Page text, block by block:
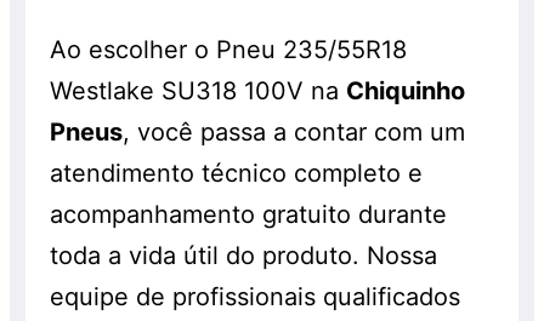
sem a realização do serviço, pelo preço
normal, sem o desconto. Promoção válida
enquanto durarem os estoques. Consulte!
Ao escolher o Pneu 235/55R18
Westlake SU318 100V na Chiquinho
Pneus, você passa a contar com um
atendimento técnico completo e
acompanhamento gratuito durante
toda a vida útil do produto. Nossa
equipe de profissionais qualificados